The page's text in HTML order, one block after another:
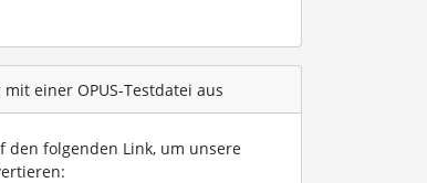
einer OPUS-Testdatei aus
den folgenden Link, um unsere